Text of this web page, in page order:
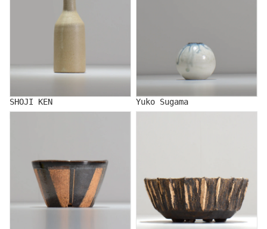
SHOJI KEN
Yuko Sugama